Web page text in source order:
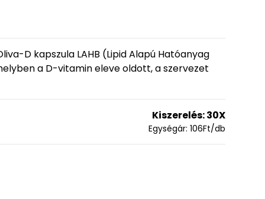
D kapszula LAHB (Lipid Alapú Hatóanyag
a D-vitamin eleve oldott, a szervezet
Kiszerelés:30X
Egységár: 106Ft/db